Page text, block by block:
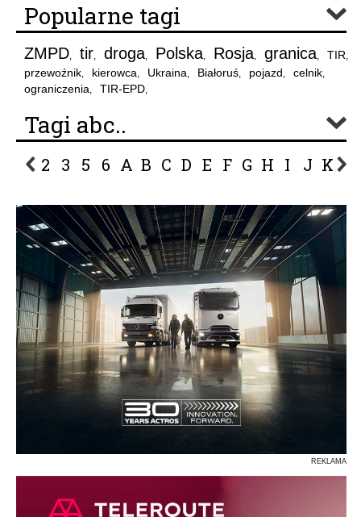
Popularne tagi
ZMPD, tir, droga, Polska, Rosja, granica, TIR,
przewoźnik, kierowca, Ukraina, Białoruś, pojazd, celnik,
ograniczenia, TIR-EPD,
Tagi abc..
2 3 5 6 A B C D E F G H I J K L
REKLAMA